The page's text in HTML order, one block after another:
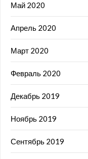
Май 2020
Апрель 2020
Март 2020
Февраль 2020
Декабрь 2019
Ноябрь 2019
Сентябрь 2019